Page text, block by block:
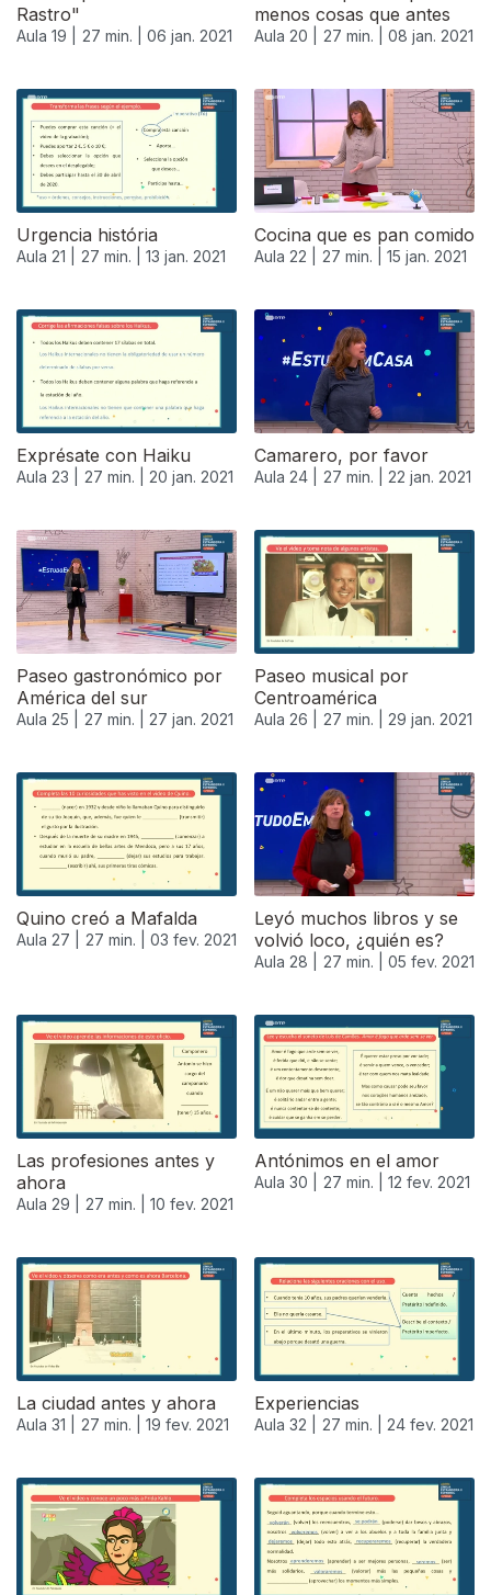
Rastro"
Aula 19 | 27 min. | 06 jan. 2021
menos cosas que antes
Aula 20 | 27 min. | 08 jan. 2021
Urgencia história
Aula 21 | 27 min. | 13 jan. 2021
Cocina que es pan comido
Aula 22 | 27 min. | 15 jan. 2021
Exprésate con Haiku
Aula 23 | 27 min. | 20 jan. 2021
Camarero, por favor
Aula 24 | 27 min. | 22 jan. 2021
519502
Paseo gastronómico por
América del sur
Aula 25 | 27 min. | 27 jan. 2021
Paseo musical por
Centroamérica
Aula 26 | 27 min. | 29 jan. 2021
Quino creó a Mafalda
Aula 27 | 27 min. | 03 fev. 2021
Leyó muchos libros y se
volvió loco, ¿quién es?
Aula 28 | 27 min. | 05 fev. 2021
Las profesiones antes y
ahora
Aula 29 | 27 min. | 10 fev. 2021
Antónimos en el amor
Aula 30 | 27 min. | 12 fev. 2021
La ciudad antes y ahora
Aula 31 | 27 min. | 19 fev. 2021
Experiencias
Aula 32 | 27 min. | 24 fev. 2021